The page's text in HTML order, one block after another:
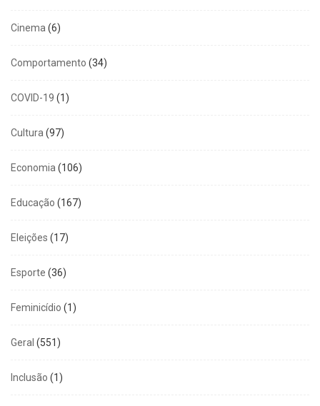
Cinema(6)
Comportamento (34)
COVID-19 (1)
Cultura(97)
Economia(106)
Educação (167)
Eleições (17)
Esporte (36)
Feminicídio (1)
Geral (551)
Inclusão (1)